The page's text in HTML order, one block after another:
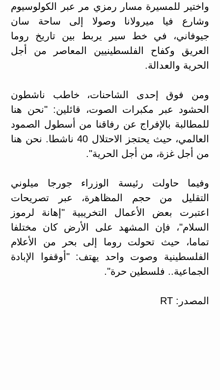
واختير للمسيرة مسار رمزي مر عبر الكولوسيوم
وشارع فيا ميرولانا وصولا إلى ساحة سان
جيوفاني، في خط سير يربط بين تاريخ روما
العريق وكفاح الفلسطينيين المعاصر من أجل
الحرية والعدالة.
ومن فوق إحدى الشاحنات، خاطب ناشطون
الحشود عبر مكبرات الصوت، قائلين: "نحن هنا
للمطالبة بالإفراج عن رفاقنا من أسطول الصمود
العالمي، حيث يحتجز الاحتلال 40 ناشطا. نحن هنا
من أجل غزة، من أجل الحرية".
وفيما حاولت رئيسة الوزراء جورجا ميلوني
التقليل من حجم المظاهرة، عبر تصريحات
اعتبرت بعض الأعمال التخريبية "إهانة لرموز
السلام"، فإن المشهد على الأرض كان مختلفا
تماما، حيث تحولت روما إلى بحر من الأعلام
الفلسطينية وصوت واحد يهتف: "أوقفوا الإبادة
الجماعية.. فلسطين حرة".
المصدر: RT